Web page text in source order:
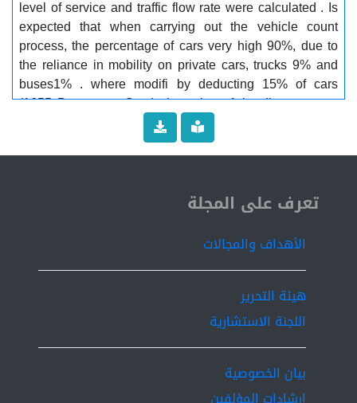
level of service and traffic flow rate were calculated . Is
expected that when carrying out the vehicle count
process, the percentage of cars very high 90%, due to
the reliance in mobility on private cars, trucks 9% and
buses1% . where modifi by deducting 15% of cars
(1655 Passenger Cars), the value of the discount was
(248 Passenger Cars), and have considered that there
are small and medium buses that transport from Souq
Al-Khamis to Al-Khums ,assuming the average of
average, assuming that each bus transports Ten
passengers, which is equivalent to approximately 25
buses (15 small and 10 medium). and the level of
service and service flow rate of were calculated and
compared with the existing situation that was
calculated. Analysis of the results indicated that the
level of service after of modify had changed to better,
from D to C and the flow rate decreased, and this has a
positive effect to alleviate traffic congestion.
ISSN 2519-9854
تعرف على المجلة
الأهداف والمجالات
هيئة التحرير
اللجنة الاستشارية
بيان الخصوصية